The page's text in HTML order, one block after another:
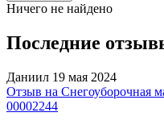
Ничего не найдено
Последние
Даниил 19 мая 2024
Отзыв на Снегоуборочная
00002244